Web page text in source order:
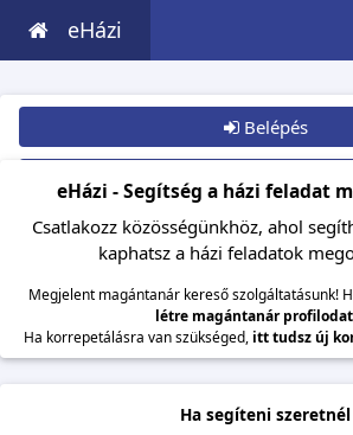
eHázi
Belépés
Csatlakozom
eHázi - Segítség a házi feladat
Csatlakozz közösségünkhöz, ahol
kaphatsz a házi feladatok
Megjelent magántanár kereső szolgáltatásunk!
létre magántanár
Ha korrepetálásra van szükséged, itt tudsz új
Ha segíteni szeretnél